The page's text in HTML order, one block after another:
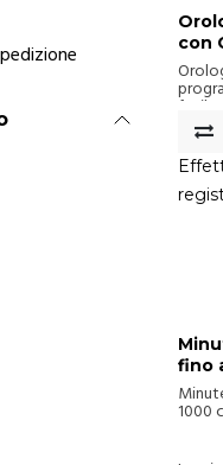
con
44
facile
delle
2 fili
fino
1000
con